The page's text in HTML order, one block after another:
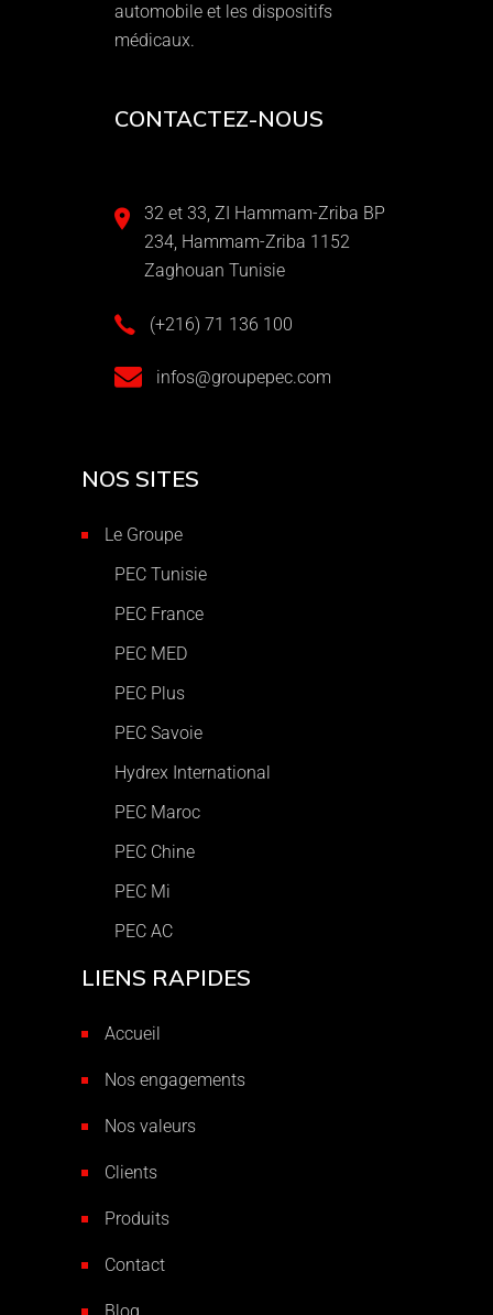
automobile et les dispositifs
médicaux.
CONTACTEZ-NOUS
32 et 33, ZI Hammam-Zriba BP
234, Hammam-Zriba 1152
Zaghouan Tunisie
(+216) 71 136 100
infos@groupepec.com
NOS SITES
Le Groupe
PEC Tunisie
PEC France
PEC MED
PEC Plus
PEC Savoie
Hydrex International
PEC Maroc
PEC Chine
PEC Mi
PEC AC
LIENS RAPIDES
Accueil
Nos engagements
Nos valeurs
Clients
Produits
Contact